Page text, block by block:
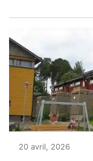
20 avril, 2026